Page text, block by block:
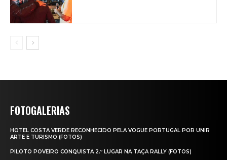
FOTOGALERIAS
HOTEL COSTA VERDE RECONHECIDO PELA VOGUE PORTUGAL POR UNIR
ARTE E TURISMO (FOTOS)
PILOTO POVEIRO CONQUISTA 2.º LUGAR NA TAÇA RALLY (FOTOS)